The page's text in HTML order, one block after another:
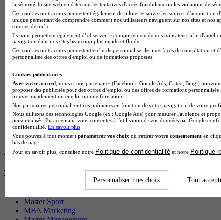
BTS Sp3s en alternance
Master CCA en alternance
BTS Ndrc en alternance
BTS Sam en alternance
Cap Fleuriste en alternance
BTS Sio en alternance
MSc Marketing Digital en alternance
Cap Electricien en alternance
BTS Gpn en alternance
BTS Domotique en alternance
BAC Pro Agora en alternance
BTS Sta en alternance
BTS Iris en alternance
BTS Tpl en alternance
BTS Ati en alternance
Les diplômes par filière les plus
recherchés
Master Sport
MBA Marketing
la sécurité du site web en détectant les tentatives d'accès frauduleux ou les violations de
Ces cookies ou traceurs permettent également de piloter et suivre les sources d'acquisition
unique permettant de comprendre comment nos utilisateurs naviguent sur nos sites et nos
sources de trafic.
Ils nous permettent également d’observer le comportement de nos utilisateurs afin
navigation dans nos sites beaucoup plus rapide et fluide.
Ces cookies ou traceurs permettent enfin de personnaliser les interfaces de consultation et
personnalisée des offres d'emploi ou de formations proposées.
Cookies publicitaires
Avec votre accord , nous et nos partenaires (Facebook, Google Ads, Critéo, Bing,)
proposer des publicités pour des offres d’emploi ou des offres de formations
trouver rapidement un emploi ou une formation.
Nos partenaires personnalisent ces publicités en fonction de votre navigation, de votre
Nous utilisons des technologies Google (ex : Google Ads) pour mesurer l'audience et
personnalisés. En acceptant, vous consentez à l'utilisation de vos données par Google
confidentialité. En savoir plus
Vous pouvez à tout moment paramétrer vos choix ou retirer votre consentement en
bas de page.
Pour en savoir plus, consultez notre Politique de confidentialité et notre Politique
Personnaliser mes choix Tout